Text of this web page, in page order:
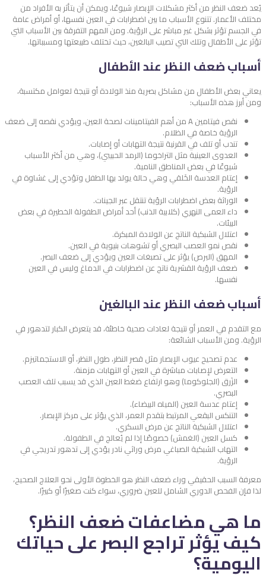
يُعد ضعف النظر من أكثر مشكلات الإبصار شيوعًا، ويمكن أن يتأثر به الأفراد من
مختلف الأعمار. تتنوع الأسباب ما بين اضطرابات في العين نفسها، أو أمراض عامة
في الجسم تؤثر بشكل غير مباشر على الرؤية. ومن المهم التفرقة بين الأسباب التي
تؤثر على الأطفال وتلك التي تصيب البالغين، حيث تختلف طبيعتها ومسبباتها.
أسباب ضعف النظر عند الأطفال
يعاني بعض الأطفال من مشاكل بصرية منذ الولادة أو نتيجة لعوامل مكتسبة،
ومن أبرز هذه الأسباب:
نقص فيتامين A من أهم الفيتامينات لصحة العين، ويؤدي نقصه إلى ضعف
الرؤية خاصة في الظلام.
تندب أو تلف في القرنية نتيجة التهابات أو إصابات.
العدوى العينية مثل التراخوما (الرمد الحبيبي)، وهي من أكثر الأسباب
شيوعًا في بعض المناطق النامية.
إعتام العدسة الخَلقي وهي حالة يولد بها الطفل وتؤدي إلى غشاوة في
الرؤية.
الوراثة بعض اضطرابات الرؤية تنتقل عبر الجينات.
داء العمى النهري (كلابية الذنب) أحد أمراض الطفولة الخطيرة في بعض
البيئات.
اعتلال الشبكية الناتج عن الولادة المبكرة.
نقص نمو العصب البصري أو تشوهات بنيوية في العين.
المهق (البرص) يؤثر على تصبغات العين ويؤدي إلى ضعف البصر.
ضعف الرؤية القشرية ناتج عن اضطرابات في الدماغ وليس في العين
نفسها.
أسباب ضعف النظر عند البالغين
مع التقدم في العمر أو نتيجة لعادات صحية خاطئة، قد يتعرض الكبار لتدهور في
الرؤية. ومن الأسباب الشائعة:
عدم تصحيح عيوب الإبصار مثل قصر النظر، طول النظر، أو الاستجماتيزم.
التعرض لإصابات مباشرة في العين أو التهابات مزمنة.
الزَرق (الجلوكوما) وهو ارتفاع ضغط العين الذي قد يسبب تلف العصب
البصري.
إعتام عدسة العين (المياه البيضاء).
التنكس البقعي المرتبط بتقدم العمر، الذي يؤثر على مركز الإبصار.
اعتلال الشبكية الناتج عن مرض السكري.
كسل العين (الغمش) خصوصًا إذا لم يُعالج في الطفولة.
التهاب الشبكية الصباغي مرض وراثي نادر يؤدي إلى تدهور تدريجي في
الرؤية.
معرفة السبب الحقيقي وراء ضعف النظر هو الخطوة الأولى نحو العلاج الصحيح،
لذا فإن الفحص الدوري الشامل للعين ضروري، سواء كنت صغيرًا أو كبيرًا.
ما هي مضاعفات ضعف النظر؟
كيف يؤثر تراجع البصر على حياتك
اليومية؟